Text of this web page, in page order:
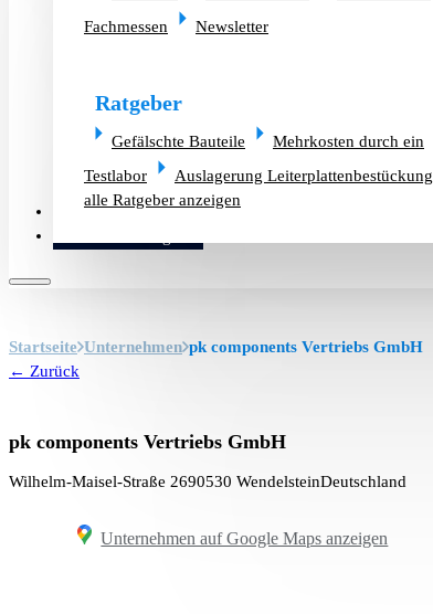
Fachmessen
Newsletter
Ratgeber
Gefälschte Bauteile
Mehrkosten durch ein
Testlabor
Auslagerung Leiterplattenbestückung
alle Ratgeber anzeigen
Altlager verkaufen
Startseite Unternehmen pk components Vertriebs GmbH
← Zurück
pk components Vertriebs GmbH
Wilhelm-Maisel-Straße 2690530 WendelsteinDeutschland
Unternehmen auf Google Maps anzeigen